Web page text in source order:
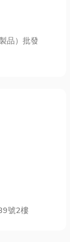
品）批發
號2樓